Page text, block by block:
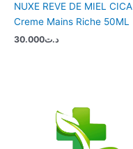
NUXE REVE DE MIEL CICA
Creme Mains Riche 50ML
د.ت30.000